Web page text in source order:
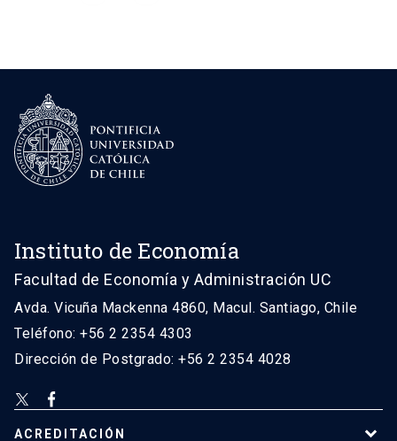
Instituto de Economía
Facultad de Economía y Administración UC
Avda. Vicuña Mackenna 4860, Macul. Santiago, Chile
Teléfono: +56 2 2354 4303
Dirección de Postgrado: +56 2 2354 4028
ACREDITACIÓN